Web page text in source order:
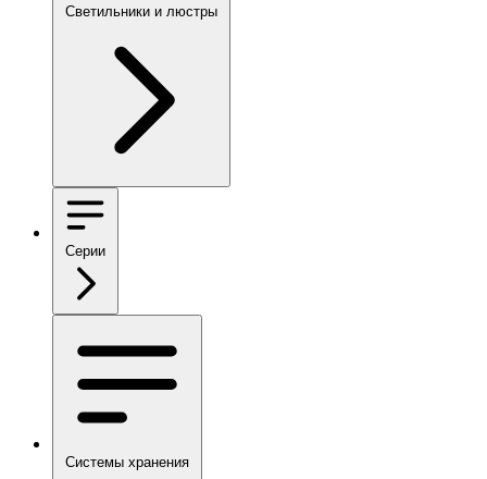
Светильники и люстры
Серии
Системы хранения